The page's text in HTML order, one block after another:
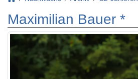
Maximilian Bauer *